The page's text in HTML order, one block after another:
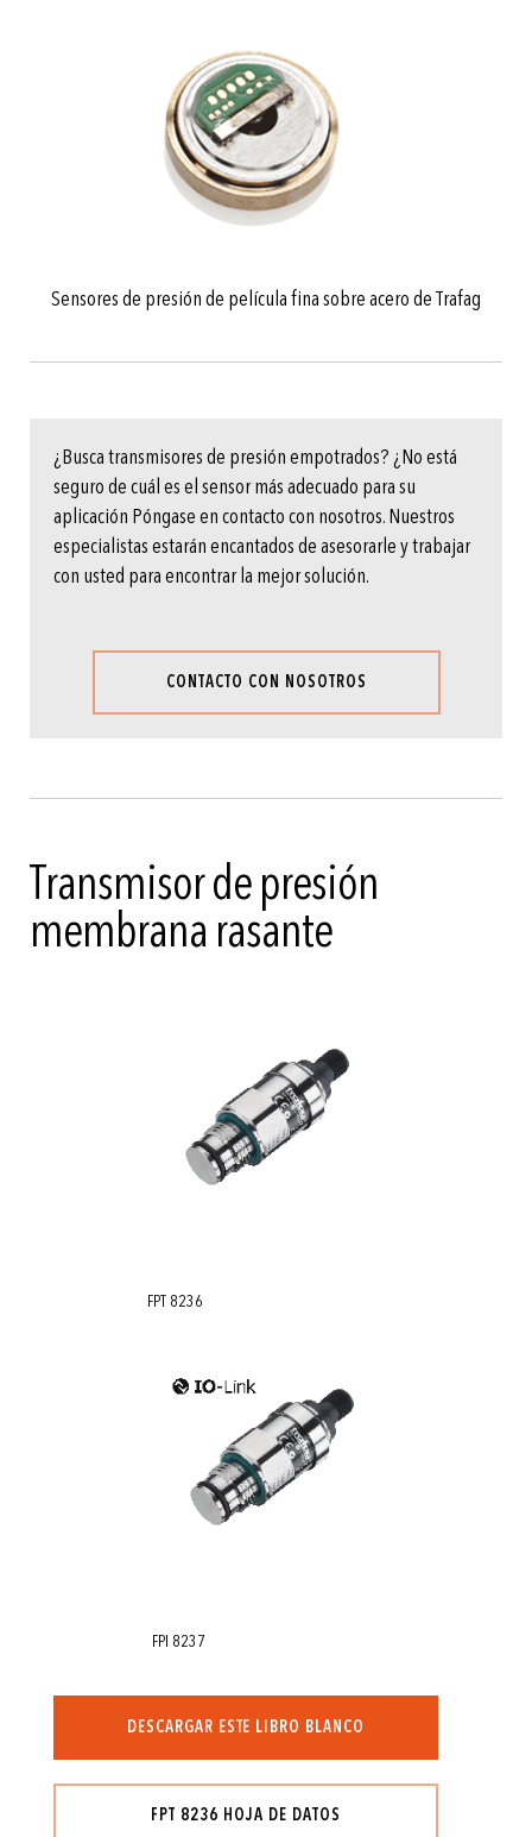
Sensores de presión de película fina sobre acero de Trafag
¿Busca transmisores de presión empotrados? ¿No está
seguro de cuál es el sensor más adecuado para su
aplicación Póngase en contacto con nosotros. Nuestros
especialistas estarán encantados de asesorarle y trabajar
con usted para encontrar la mejor solución.
CONTACTO CON NOSOTROS
Transmisor de presión
membrana rasante
FPT 8236
FPI 8237
DESCARGAR ESTE LIBRO BLANCO
FPT 8236 HOJA DE DATOS